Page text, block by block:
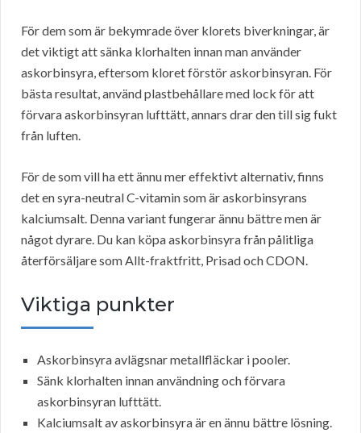
För dem som är bekymrade över klorets biverkningar, är
det viktigt att sänka klorhalten innan man använder
askorbinsyra, eftersom kloret förstör askorbinsyran. För
bästa resultat, använd plastbehållare med lock för att
förvara askorbinsyran lufttätt, annars drar den till sig fukt
från luften.
För de som vill ha ett ännu mer effektivt alternativ, finns
det en syra-neutral C-vitamin som är askorbinsyrans
kalciumsalt. Denna variant fungerar ännu bättre men är
något dyrare. Du kan köpa askorbinsyra från pålitliga
återförsäljare som Allt-fraktfritt, Prisad och CDON.
Viktiga punkter
Askorbinsyra avlägsnar metallfläckar i pooler.
Sänk klorhalten innan användning och förvara
askorbinsyran lufttätt.
Kalciumsalt av askorbinsyra är en ännu bättre lösning.